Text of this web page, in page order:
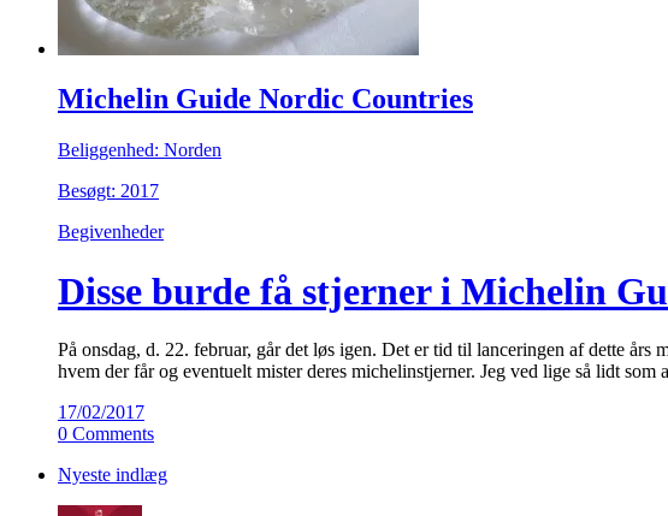
Michelin Guide Nordic Countries
Beliggenhed: Norden
Besøgt: 2017
Begivenheder
Disse burde få stjerner i Michelin
På onsdag, d. 22. februar, går det løs igen. Det er tid til lanceringen af dette
hvem der får og eventuelt mister deres michelinstjerner. Jeg ved lige så lidt
17/02/2017
0 Comments
Nyeste indlæg